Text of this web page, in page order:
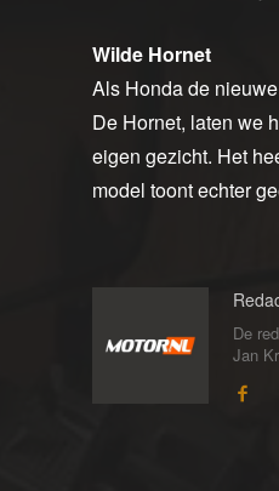
Wilde Hornet
Als Honda de
De Hornet, laten we
eigen gezicht. Het
model toont echter
De
Jan